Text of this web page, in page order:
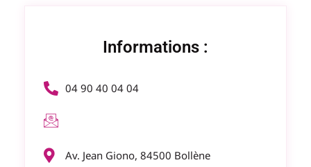
Informations :
04 90 40 04 04
Av. Jean Giono, 84500 Bollène